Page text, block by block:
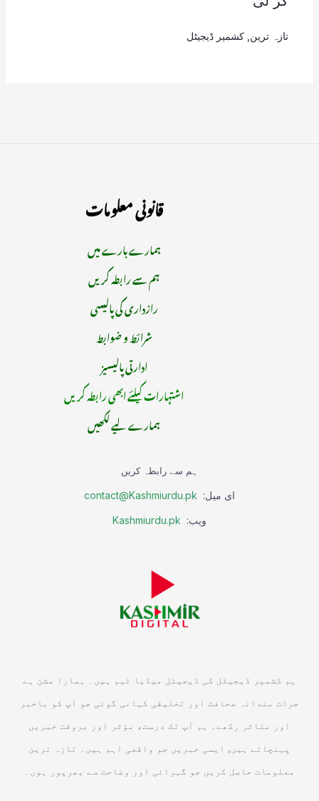
تازہ ترین کشمیر ڈیجیٹل
قانونی معلومات
ہمارے بارے میں
ہم سے رابطہ کریں
رازداری کی پالیسی
شرائط و ضوابط
ادارتی پالیسیز
اشتہارات کیلئے ابھی رابطہ کریں
ہمارے لیے لکھیں
ہم سے رابطہ کریں
ای میل: contact@Kashmiurdu.pk
ویب: Kashmiurdu.pk
ہم کشمیر ڈیجیٹل کی ڈیجیٹل میڈیا ٹیم ہیں۔ ہمارا مشن ہے
جرات مندانہ صحافت اور تخلیقی کہانی گوئی جو آپ کو باخبر
اور متاثر رکھے۔ ہم آپ تک درست، مؤثر اور بروقت خبریں
پہنچاتے ہیں, ایسی خبریں جو واقعی اہم ہیں۔ تازہ ترین
معلومات حاصل کریں جو گہرائی اور وضاحت سے بھرپور ہوں۔